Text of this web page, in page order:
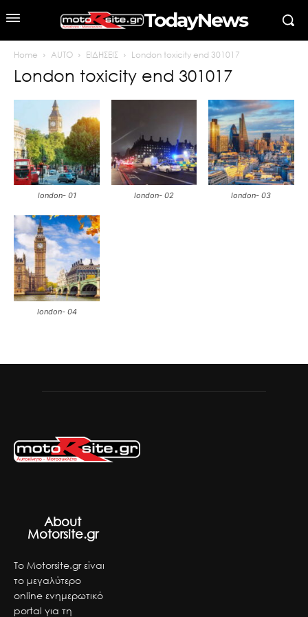
TodayNews
Home AUTO ΕΙΔΗΣΕΙΣ London toxicity end 301017
London toxicity end 301017
london- 01 london- 02 london- 03
london- 04
About
Motorsite.gr
Το Motorsite.gr είναι
το μεγαλύτερο
online ενημερωτικό
portal για τη